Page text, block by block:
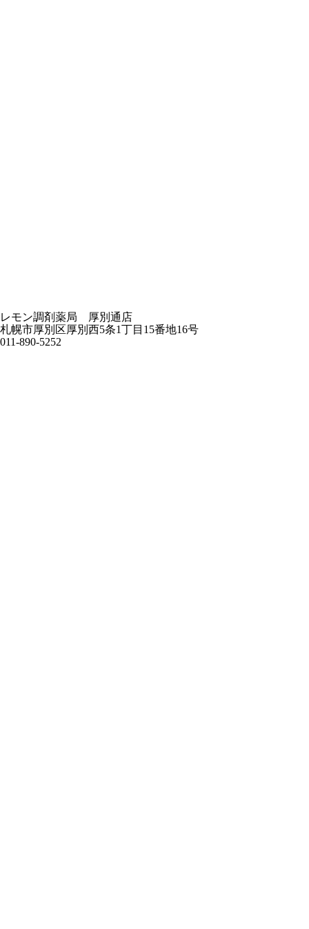
レモン調剤薬局 厚別通店
札幌市厚別区厚別西5条1丁目15番地16号
011-890-5252